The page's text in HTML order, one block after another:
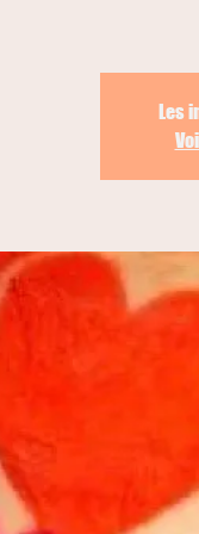
Les